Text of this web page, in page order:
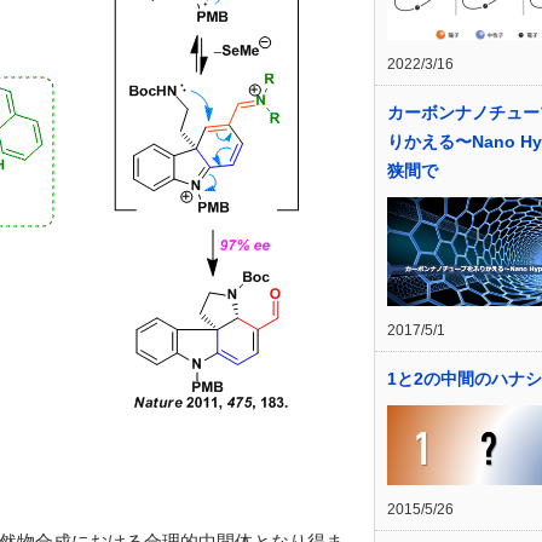
2022/3/16
カーボンナノチュ
りかえる〜Nano
狭間で
2017/5/1
1と2の中間のハナシ
2015/5/26